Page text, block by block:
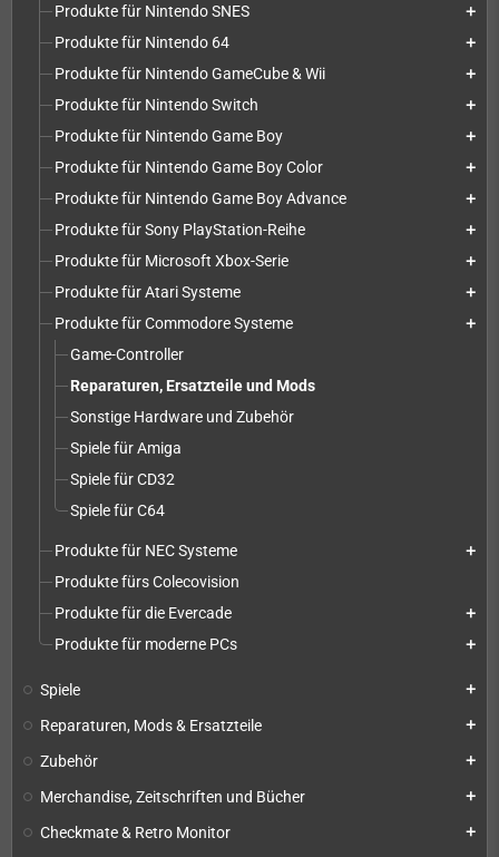
Produkte für Nintendo SNES add
Produkte für Nintendo 64 add
Produkte für Nintendo GameCube & Wii add
Produkte für Nintendo Switch add
Produkte für Nintendo Game Boy add
Produkte für Nintendo Game Boy Color add
Produkte für Nintendo Game Boy Advance add
Produkte für Sony PlayStation-Reihe add
Produkte für Microsoft Xbox-Serie add
Produkte für Atari Systeme add
Produkte für Commodore Systeme add
Game-Controller
Reparaturen, Ersatzteile und Mods
Sonstige Hardware und Zubehör
Spiele für Amiga
Spiele für CD32
Spiele für C64
Produkte für NEC Systeme add
Produkte fürs Colecovision
Produkte für die Evercade
add
Produkte für moderne PCs add
Spiele add
Reparaturen, Mods & Ersatzteile add
Zubehör add
Merchandise, Zeitschriften und Bücher add
Checkmate & Retro Monitor add